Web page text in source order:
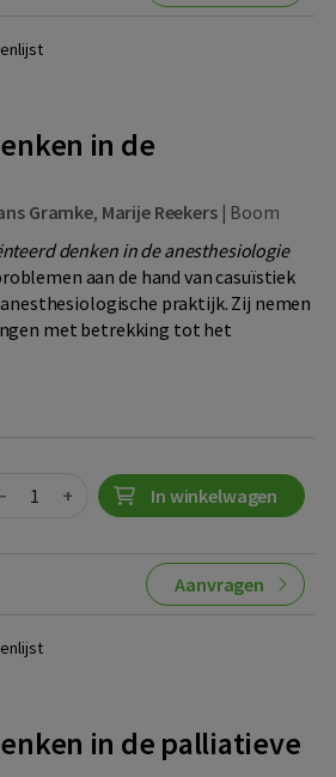
in de
Gramke, Marije Reekers| Boom
denken in de anesthesiologie
aan de hand van casuïstiek
praktijk. Zij nemen
met betrekking tot het
+ In winkelwagen
Aanvragen
in de palliatieve